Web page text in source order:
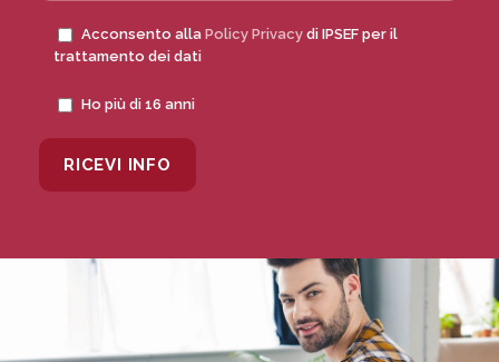
Acconsento alla Policy Privacy di IPSEF per il
trattamento dei dati
Ho più di 16 anni